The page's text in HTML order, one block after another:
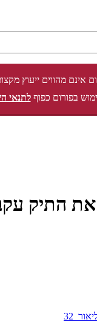
אינם מהווים ייעוץ
בפורום כפוףלתנאי
את התיק